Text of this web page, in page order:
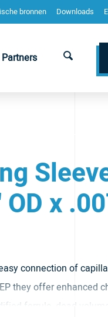
bronnen Downloads
Partners
x
connection of
they offer enhanced
ferrule, dead